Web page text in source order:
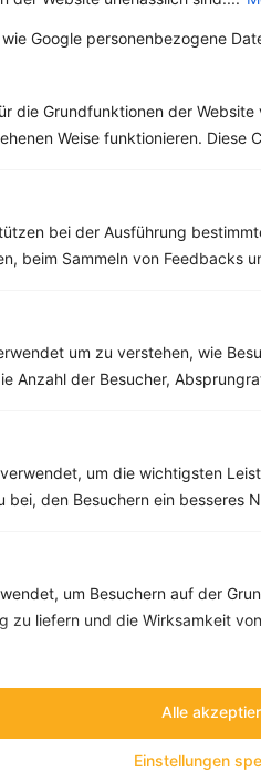
Google personenbezogene
die Grundfunktionen der
Weise funktionieren. Diese
bei der Ausführung
beim Sammeln von Feedbacks
um zu verstehen, wie
Anzahl der Besucher,
um die wichtigsten
bei, den Besuchern ein besseres
um Besuchern auf der
zu liefern und die Wirksamkeit
Einstellungen
Alle
Rezepte
‹
Fett:24 g
Tipps & Tricks